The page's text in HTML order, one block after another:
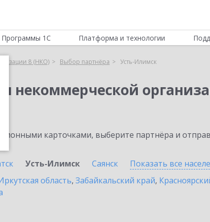
Программы 1С Платформа и технологии
8 (НКО) Выбор партнёра Усть-Илимск
некоммерческой
карточками, выберите партнёра и
Усть-Илимск Саянск Показать все
область, Забайкальский край,